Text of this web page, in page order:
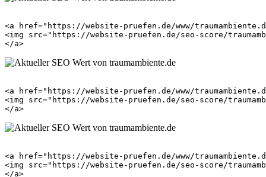
<a href="https://website-pruefen.de/www/
<img src="https://website-pruefen.de/seo-score/
<a href="https://website-pruefen.de/www/
<img src="https://website-pruefen.de/seo-score/
<a href="https://website-pruefen.de/www/
<img src="https://website-pruefen.de/seo-score/